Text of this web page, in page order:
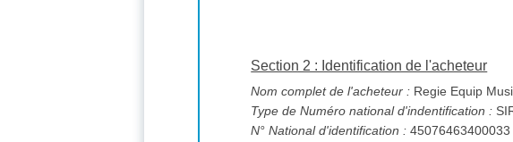
Section 2 : Identification de l'acheteur
Nom complet de l'acheteur : Regie Equip
Type de Numéro national d'indentification :
N° National d'identification : 45076463400033